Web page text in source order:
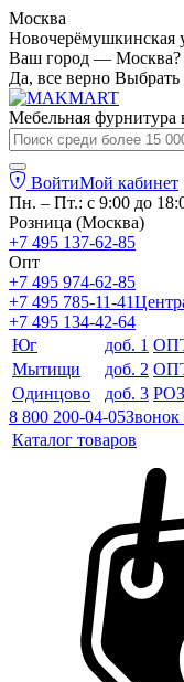
Москва
Новочерёмушкинская
Ваш город — Москва?
Да, все верно Выбрать
Мебельная фурнитура
ВойтиМой кабинет
Пн. – Пт.: с 9:00 до
Розница (Москва)
+7 495 137-62-85
Опт
+7 495 974-62-85
+7 495 785-11-41
+7 495 134-42-64
Юг
доб. 1
Мытищи
доб. 2
Одинцово
доб. 3
8 800 200-04-05Звонок
Каталог товаров